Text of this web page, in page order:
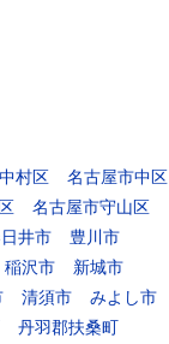
村区
名古屋市中区
名古屋市守山区
井市
豊川市
稲沢市
新城市
清須市
みよし市
丹羽郡扶桑町